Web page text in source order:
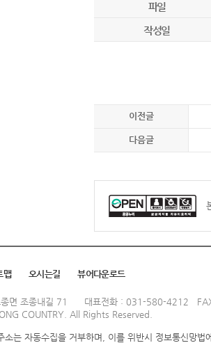
파일
작성일
이전글
다음글
맵 오시는길 뷰어다운로드
면 조종내길 71
대표전화 : 031-580-4212
COUNTRY. All Rights Reserved.
소는 자동수집을 거부하며, 이를 위반시 정보통신망법